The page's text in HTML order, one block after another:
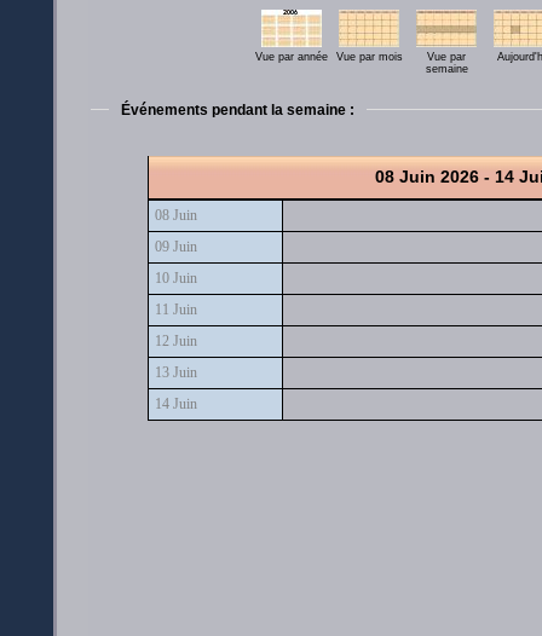
Vue par année Vue par mois
Vue par
semaine
Événements pendant la semaine :
08 Juin 2026 - 14
08 Juin
09 Juin
10 Juin
11 Juin
12 Juin
13 Juin
14 Juin